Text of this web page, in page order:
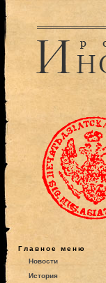
Главное меню
Новости
История